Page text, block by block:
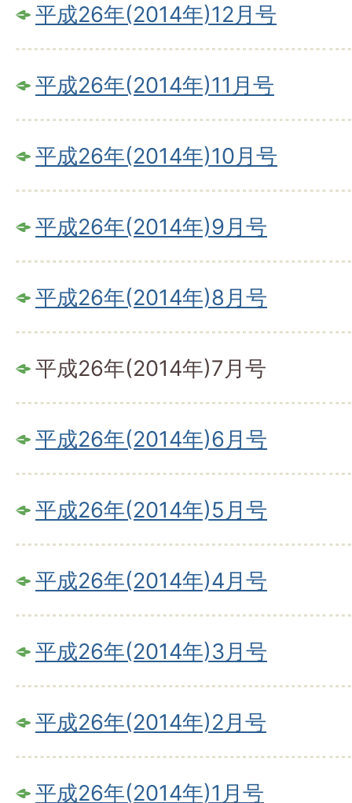
平成26年(2014年)12月号
平成26年(2014年)11月号
平成26年(2014年)10月号
平成26年(2014年)9月号
平成26年(2014年)8月号
平成26年(2014年)7月号
平成26年(2014年)6月号
平成26年(2014年)5月号
平成26年(2014年)4月号
平成26年(2014年)3月号
平成26年(2014年)2月号
平成26年(2014年)1月号